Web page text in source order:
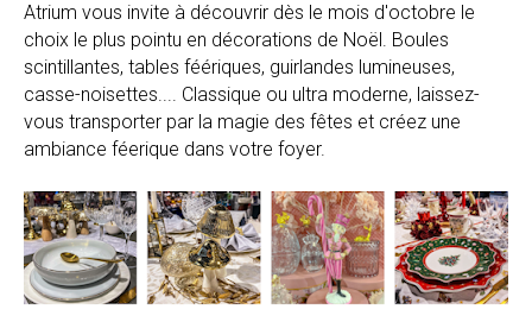
Atrium vous invite à découvrir dès le mois d'octobre le
choix le plus pointu en décorations de Noël. Boules
scintillantes, tables féériques, guirlandes lumineuses,
casse-noisettes.... Classique ou ultra moderne, laissez-
vous transporter par la magie des fêtes et créez une
ambiance féerique dans votre foyer.